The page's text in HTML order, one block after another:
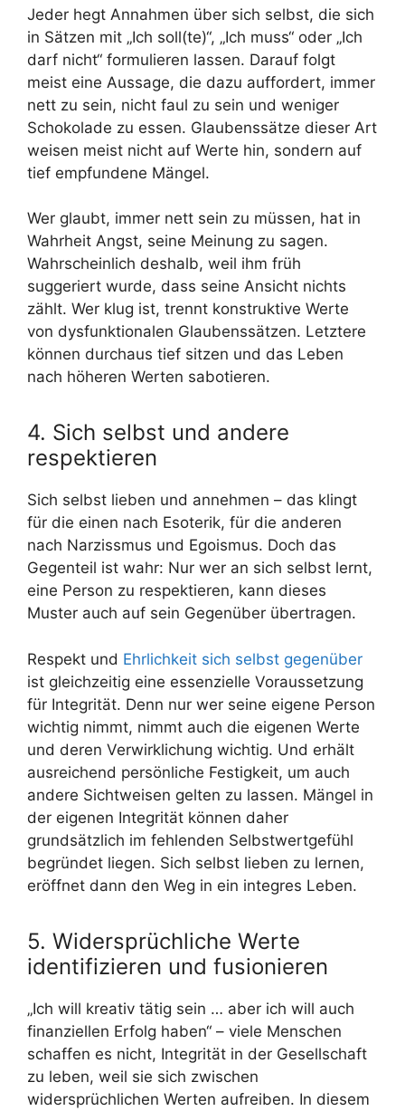
Jeder hegt Annahmen über sich selbst, die sich
in Sätzen mit „Ich soll(te)“, „Ich muss“ oder „Ich
darf nicht“ formulieren lassen. Darauf folgt
meist eine Aussage, die dazu auffordert, immer
nett zu sein, nicht faul zu sein und weniger
Schokolade zu essen. Glaubenssätze dieser Art
weisen meist nicht auf Werte hin, sondern auf
tief empfundene Mängel.
Wer glaubt, immer nett sein zu müssen, hat in
Wahrheit Angst, seine Meinung zu sagen.
Wahrscheinlich deshalb, weil ihm früh
suggeriert wurde, dass seine Ansicht nichts
zählt. Wer klug ist, trennt konstruktive Werte
von dysfunktionalen Glaubenssätzen. Letztere
können durchaus tief sitzen und das Leben
nach höheren Werten sabotieren.
4. Sich selbst und andere
respektieren
Sich selbst lieben und annehmen – das klingt
für die einen nach Esoterik, für die anderen
nach Narzissmus und Egoismus. Doch das
Gegenteil ist wahr: Nur wer an sich selbst lernt,
eine Person zu respektieren, kann dieses
Muster auch auf sein Gegenüber übertragen.
Respekt und Ehrlichkeit sich selbst gegenüber
ist gleichzeitig eine essenzielle Voraussetzung
für Integrität. Denn nur wer seine eigene Person
wichtig nimmt, nimmt auch die eigenen Werte
und deren Verwirklichung wichtig. Und erhält
ausreichend persönliche Festigkeit, um auch
andere Sichtweisen gelten zu lassen. Mängel in
der eigenen Integrität können daher
grundsätzlich im fehlenden Selbstwertgefühl
begründet liegen. Sich selbst lieben zu lernen,
eröffnet dann den Weg in ein integres Leben.
5. Widersprüchliche Werte
identifizieren und fusionieren
„Ich will kreativ tätig sein … aber ich will auch
finanziellen Erfolg haben“ – viele Menschen
schaffen es nicht, Integrität in der Gesellschaft
zu leben, weil sie sich zwischen
widersprüchlichen Werten aufreiben. In diesem